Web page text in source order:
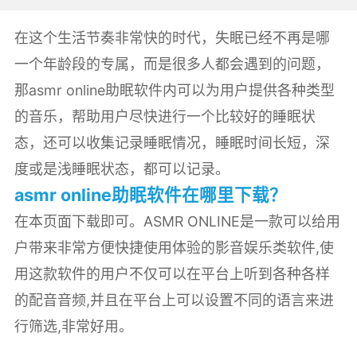
在这个生活节奏非常快的时代，失眠已经不再是哪
一个年龄段的专属，而是很多人都会遇到的问题，
那asmr online助眠软件内可以为用户提供各种类型
的音乐，帮助用户尽快进行一个比较好的睡眠状
态，还可以收集记录睡眠情况，睡眠时间长短，深
度或是浅睡眠状态，都可以记录。
asmr online助眠软件在哪里下载？
在本页面下载即可。ASMR ONLINE是一款可以给用
户带来非常方便快捷使用体验的影音娱乐类软件,使
用这款软件的用户不仅可以在平台上听到各种各样
的配音音频,并且在平台上可以设置不同的语言来进
行筛选,非常好用。